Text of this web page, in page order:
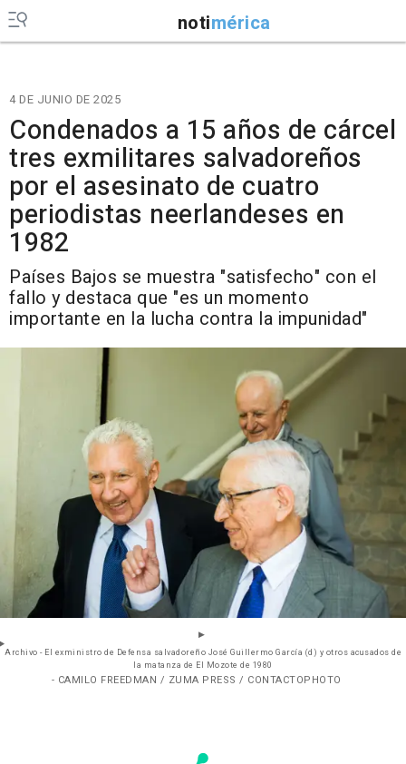
notimérica
4 DE JUNIO DE 2025
Condenados a 15 años de cárcel
tres exmilitares salvadoreños
por el asesinato de cuatro
periodistas neerlandeses en
1982
Países Bajos se muestra "satisfecho" con el
fallo y destaca que "es un momento
importante en la lucha contra la impunidad"
Archivo - El exministro de Defensa salvadoreño José Guillermo García (d) y otros acusados de
la matanza de El Mozote de 1980
- CAMILO FREEDMAN / ZUMA PRESS / CONTACTOPHOTO